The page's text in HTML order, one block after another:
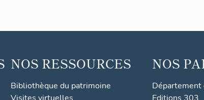
NOS RESSOURCES
Bibliothèque du patrimoine
NOS